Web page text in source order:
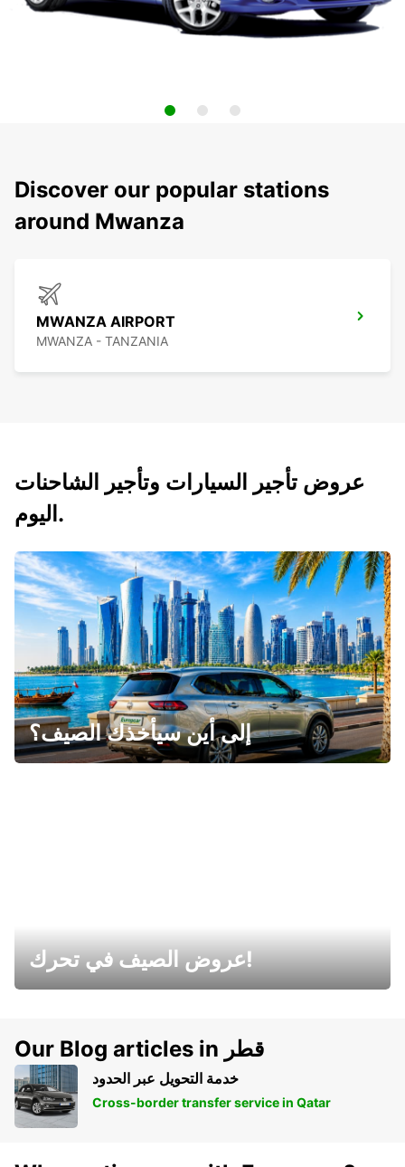
Discover our popular stations
around Mwanza
MWANZA AIRPORT
MWANZA - TANZANIA
عروض تأجير السيارات وتأجير الشاحنات
اليوم.
إلى أين سيأخذك الصيف؟
عروض الصيف في تحرك!
Our Blog articles in قطر
خدمة التحويل عبر الحدود
Cross-border transfer service in Qatar